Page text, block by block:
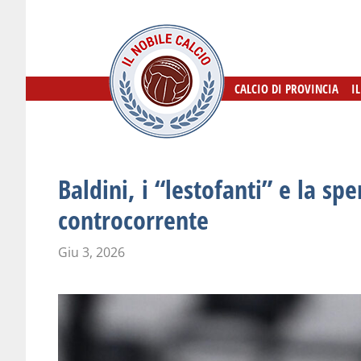
CALCIO DI PROVINCIA
CALCIO DI PROVINCIA
Baldini, i “lestofanti” e la
controcorrente
Giu 3, 2026